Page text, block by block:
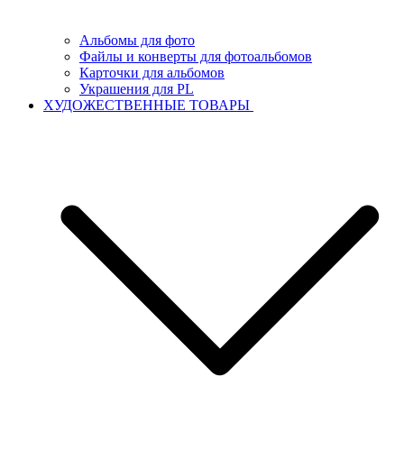
Альбомы для фото
Файлы и конверты для фотоальбомов
Карточки для альбомов
Украшения для PL
ХУДОЖЕСТВЕННЫЕ ТОВАРЫ